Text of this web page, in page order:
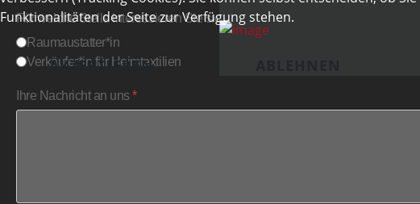
Für welche Stelle interessieren Sie sich?*
Raumaustatter*in
Verkäufer*in für Heimtextilien
Ihre Nachricht an uns*
Funktionalitäten der Seite zur Verfügung stehen.
AKZEPTIEREN